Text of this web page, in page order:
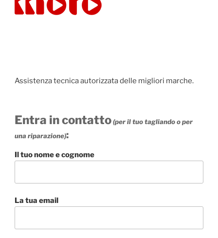
Assistenza tecnica autorizzata delle migliori marche.
Entra in contatto(per il tuo tagliando o per
una riparazione):
Il tuo nome e cognome
La tua email